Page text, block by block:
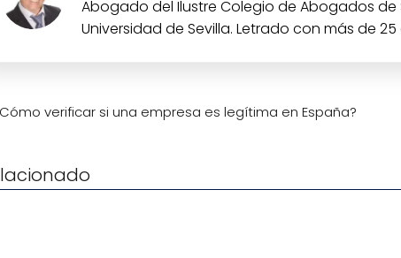
Abogado del Ilustre Colegio de Abogados de
Universidad de Sevilla. Letrado con más de
verificar si una empresa es legítima en España?